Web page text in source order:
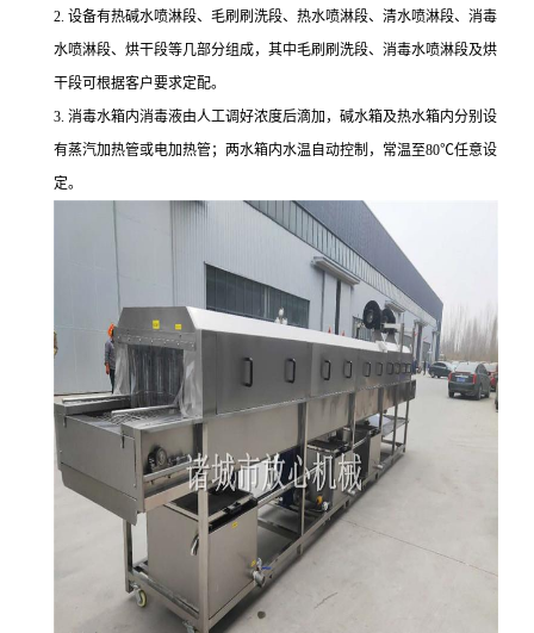
2. 设备有热碱水喷淋段、毛刷刷洗段、热水喷淋段、清水喷淋段、消毒
水喷淋段、烘干段等几部分组成，其中毛刷刷洗段、消毒水喷淋段及烘
干段可根据客户要求定配。
3. 消毒水箱内消毒液由人工调好浓度后滴加，碱水箱及热水箱内分别设
有蒸汽加热管或电加热管；两水箱内水温自动控制，常温至80℃任意设
定。